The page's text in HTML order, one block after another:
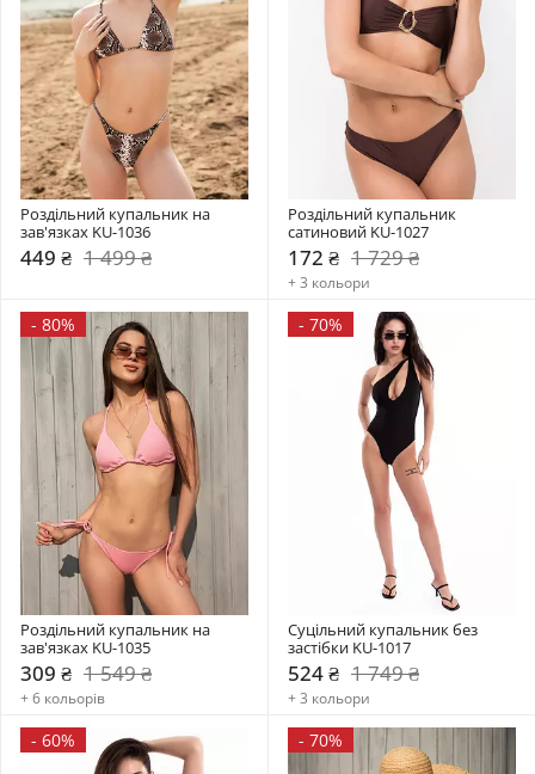
Роздільний купальник на
зав'язках KU-1036
449 ₴ 1 499 ₴
Роздільний купальник
сатиновий KU-1027
172 ₴ 1 729 ₴
+ 3 кольори
- 80%
Роздільний купальник на
зав'язках KU-1035
309 ₴ 1 549 ₴
+ 6 кольорів
- 70%
Суцільний купальник без
застібки KU-1017
524 ₴ 1 749 ₴
+ 3 кольори
- 60% - 70%